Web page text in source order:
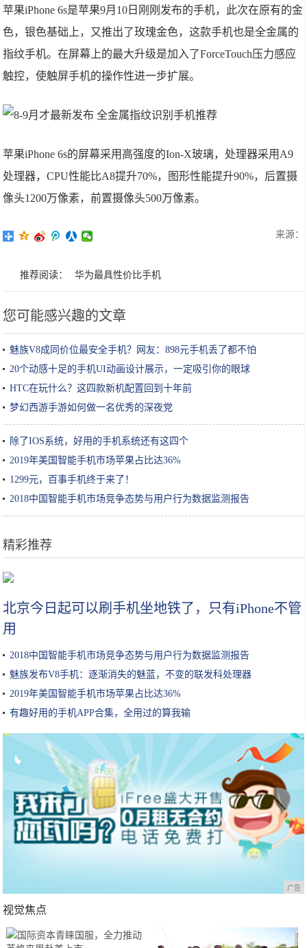
苹果iPhone 6s是苹果9月10日刚刚发布的手机，此次在原有的金
色，银色基础上，又推出了玫瑰金色，这款手机也是全金属的
指纹手机。在屏幕上的最大升级是加入了ForceTouch压力感应
触控，使触屏手机的操作性进一步扩展。
苹果iPhone 6s的屏幕采用高强度的Ion-X玻璃，处理器采用A9
处理器，CPU性能比A8提升70%，图形性能提升90%，后置摄
像头1200万像素，前置摄像头500万像素。
来源：
推荐阅读： 华为最具性价比手机
您可能感兴趣的文章
魅族V8成同价位最安全手机？网友：898元手机丢了都不怕
20个动感十足的手机UI动画设计展示，一定吸引你的眼球
HTC在玩什么？这四款新机配置回到十年前
梦幻西游手游如何做一名优秀的深夜党
除了IOS系统，好用的手机系统还有这四个
2019年美国智能手机市场苹果占比达36%
1299元，百事手机终于来了！
2018中国智能手机市场竞争态势与用户行为数据监测报告
精彩推荐
北京今日起可以刷手机坐地铁了，只有iPhone不管
用
2018中国智能手机市场竞争态势与用户行为数据监测报告
魅族发布V8手机：逐渐消失的魅蓝，不变的联发科处理器
2019年美国智能手机市场苹果占比达36%
有趣好用的手机APP合集，全用过的算我输
广告
视觉焦点